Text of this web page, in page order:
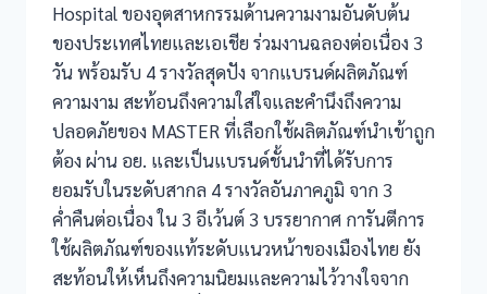
Hospital ของอุตสาหกรรมด้านความงามอันดับต้น
ของประเทศไทยและเอเชีย ร่วมงานฉลองต่อเนื่อง 3
วัน พร้อมรับ 4 รางวัลสุดปัง จากแบรนด์ผลิตภัณฑ์
ความงาม สะท้อนถึงความใส่ใจและคำนึงถึงความ
ปลอดภัยของ MASTER ที่เลือกใช้ผลิตภัณฑ์นำเข้าถูก
ต้อง ผ่าน อย. และเป็นแบรนด์ชั้นนำที่ได้รับการ
ยอมรับในระดับสากล 4 รางวัลอันภาคภูมิ จาก 3
ค่ำคืนต่อเนื่อง ใน 3 อีเว้นต์ 3 บรรยากาศ การันตีการ
ใช้ผลิตภัณฑ์ของแท้ระดับแนวหน้าของเมืองไทย ยัง
สะท้อนให้เห็นถึงความนิยมและความไว้วางใจจาก